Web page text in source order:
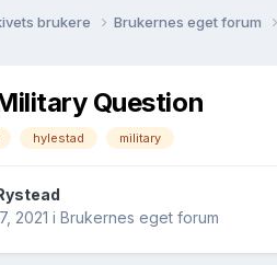
brukere Brukernes eget forum
Question
hylestad military
2021 i Brukernes eget forum